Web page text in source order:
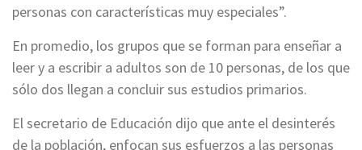
personas con características muy especiales”.
En promedio, los grupos que se forman para enseñar a
leer y a escribir a adultos son de 10 personas, de los que
sólo dos llegan a concluir sus estudios primarios.
El secretario de Educación dijo que ante el desinterés
de la población, enfocan sus esfuerzos a las personas